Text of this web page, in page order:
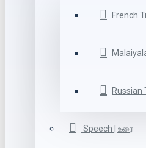
French
Russian
Speech | உரை